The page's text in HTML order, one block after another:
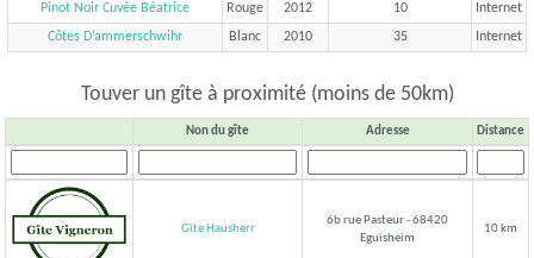
Pinot Noir Cuvée Béatrice
Rouge 2012 10
Internet
Côtes D’ammerschwihr
Blanc 2010 35 Internet
Touver un gîte à proximité (moins de 50km)
Non du gîte Adresse Distance
Gîte Hausherr
6b rue Pasteur - 68420
Eguisheim
10 km